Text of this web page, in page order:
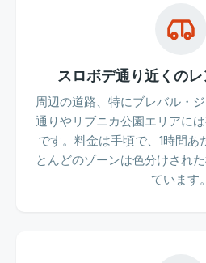
スロボデ通り近くの
周辺の道路、特にブレバル・
通りやリブニカ公園エリアに
です。料金は手頃で、1時間あ
とんどのゾーンは色分けされ
ています。